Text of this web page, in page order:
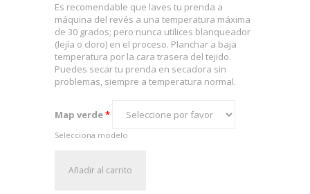
Es recomendable que laves tu prenda a
máquina del revés a una temperatura máxima
de 30 grados; pero nunca utilices blanqueador
(lejía o cloro) en el proceso. Planchar a baja
temperatura por la cara trasera del tejido.
Puedes secar tu prenda en secadora sin
problemas, siempre a temperatura normal.
Map verde*
Selecciona modelo